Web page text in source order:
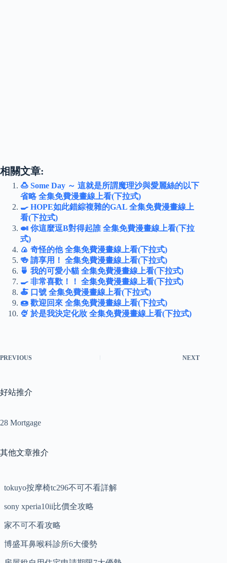
相關文章:
🍮 Some Day ～ 這就是所謂魔理沙與愛麗絲的以下
省略 全集免費漫畫線上看(下拉式)
🍳 HOPE如此錯綜複雜的GAL 全集免費漫畫線上
看(下拉式)
🍛 你這麼逗B對得起誰 全集免費漫畫線上看(下拉
式)
🍙 奇怪的他 全集免費漫畫線上看(下拉式)
🍻 請享用！ 全集免費漫畫線上看(下拉式)
🍵 我的可愛小貓 全集免費漫畫線上看(下拉式)
🍳 非常喜歡！！ 全集免費漫畫線上看(下拉式)
🍝 口號 全集免費漫畫線上看(下拉式)
🍩 歡迎回來 全集免費漫畫線上看(下拉式)
🍨 於是我決定化妝 全集免費漫畫線上看(下拉式)
PREVIOUS NEXT
好站推介
28 Mortgage
其他文章推介
tokuyo按摩椅tc296不可不看詳解
sony xperia10ii比價全攻略
家不可不看攻略
博盛耳鼻喉科診所6大優勢